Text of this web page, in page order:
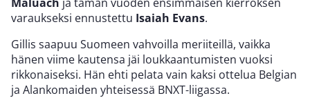
varaukseksi ennustettu Isaiah Evans.
Gillis saapuu Suomeen vahvoilla meriiteillä, vaikka
hänen viime kautensa jäi loukkaantumisten vuoksi
rikkonaiseksi. Hän ehti pelata vain kaksi ottelua Belgian
ja Alankomaiden yhteisessä BNXT-liigassa.